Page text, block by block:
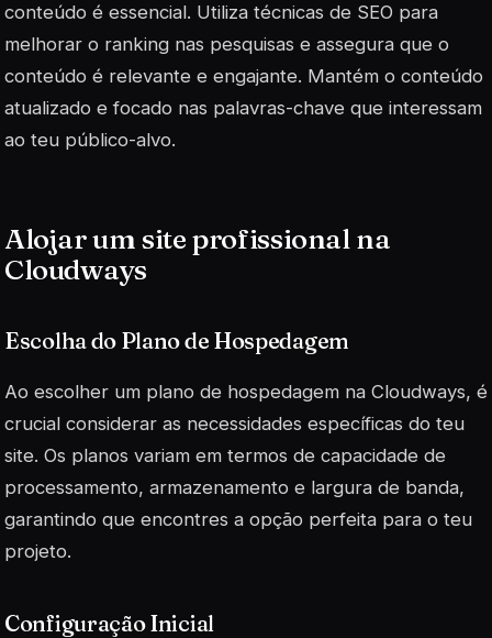
conteúdo é essencial. Utiliza técnicas de SEO para
melhorar o ranking nas pesquisas e assegura que o
conteúdo é relevante e engajante. Mantém o conteúdo
atualizado e focado nas palavras-chave que interessam
ao teu público-alvo.
Alojar um site profissional na
Cloudways
Escolha do Plano de Hospedagem
Ao escolher um plano de hospedagem na Cloudways, é
crucial considerar as necessidades específicas do teu
site. Os planos variam em termos de capacidade de
processamento, armazenamento e largura de banda,
garantindo que encontres a opção perfeita para o teu
projeto.
Configuração Inicial